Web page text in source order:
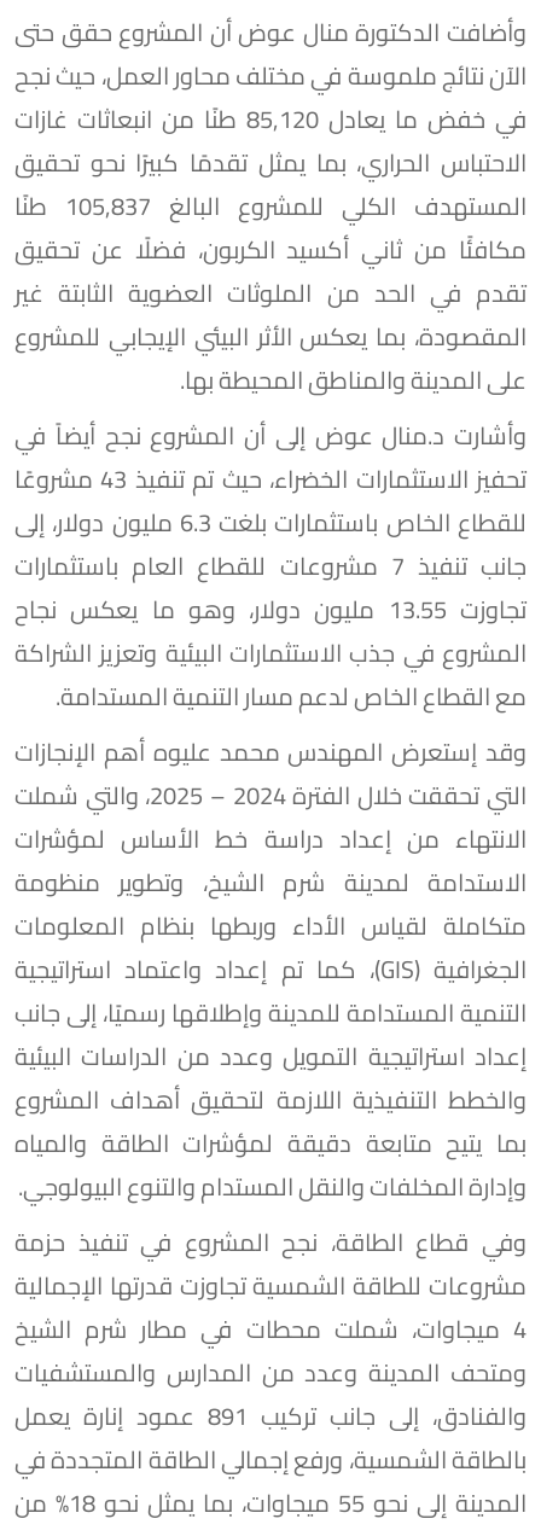
وأضافت الدكتورة منال عوض أن المشروع حقق حتى
الآن نتائج ملموسة في مختلف محاور العمل، حيث نجح
في خفض ما يعادل 85,120 طنًا من انبعاثات غازات
الاحتباس الحراري، بما يمثل تقدمًا كبيرًا نحو تحقيق
المستهدف الكلي للمشروع البالغ 105,837 طنًا
مكافئًا من ثاني أكسيد الكربون، فضلًا عن تحقيق
تقدم في الحد من الملوثات العضوية الثابتة غير
المقصودة، بما يعكس الأثر البيئي الإيجابي للمشروع
على المدينة والمناطق المحيطة بها.
وأشارت د.منال عوض إلى أن المشروع نجح أيضاً في
تحفيز الاستثمارات الخضراء، حيث تم تنفيذ 43 مشروعًا
للقطاع الخاص باستثمارات بلغت 6.3 مليون دولار، إلى
جانب تنفيذ 7 مشروعات للقطاع العام باستثمارات
تجاوزت 13.55 مليون دولار، وهو ما يعكس نجاح
المشروع في جذب الاستثمارات البيئية وتعزيز الشراكة
مع القطاع الخاص لدعم مسار التنمية المستدامة.
وقد إستعرض المهندس محمد عليوه أهم الإنجازات
التي تحققت خلال الفترة 2024 – 2025، والتي شملت
الانتهاء من إعداد دراسة خط الأساس لمؤشرات
الاستدامة لمدينة شرم الشيخ، وتطوير منظومة
متكاملة لقياس الأداء وربطها بنظام المعلومات
الجغرافية (GIS)، كما تم إعداد واعتماد استراتيجية
التنمية المستدامة للمدينة وإطلاقها رسميًا، إلى جانب
إعداد استراتيجية التمويل وعدد من الدراسات البيئية
والخطط التنفيذية اللازمة لتحقيق أهداف المشروع
بما يتيح متابعة دقيقة لمؤشرات الطاقة والمياه
وإدارة المخلفات والنقل المستدام والتنوع البيولوجي.
وفي قطاع الطاقة، نجح المشروع في تنفيذ حزمة
مشروعات للطاقة الشمسية تجاوزت قدرتها الإجمالية
4 ميجاوات، شملت محطات في مطار شرم الشيخ
ومتحف المدينة وعدد من المدارس والمستشفيات
والفنادق، إلى جانب تركيب 891 عمود إنارة يعمل
بالطاقة الشمسية، ورفع إجمالي الطاقة المتجددة في
المدينة إلى نحو 55 ميجاوات، بما يمثل نحو 18% من